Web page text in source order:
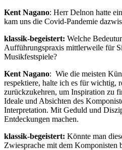
Kent Nagano: Herr Delnon hatte
kam uns die Covid-Pandemie
klassik-begeistert: Welche
Aufführungspraxis mittlerweile für
Musikfestspiele?
Kent Nagano: Wie die meisten
respektiere, halte ich es für wichtig,
zurückzukehren, um Inspiration zu
Ideale und Absichten des
Interpretation. Mit Geduld und
Entdeckungen machen.
klassik-begeistert: Könnte man
Zwiesprache mit dem Komponisten